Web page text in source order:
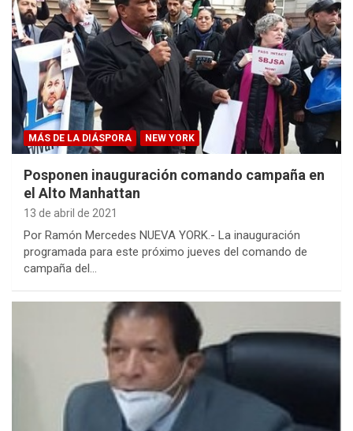
MÁS DE LA DIÁSPORA NEW YORK
Posponen inauguración comando campaña en
el Alto Manhattan
13 de abril de 2021
Por Ramón Mercedes NUEVA YORK.- La inauguración
programada para este próximo jueves del comando de
campaña del…